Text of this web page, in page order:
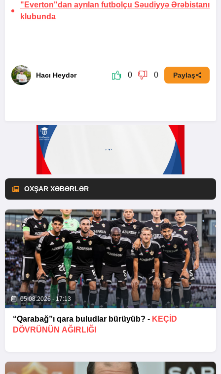
"Everton"dan ayrılan futbolçu Səudiyyə Ərəbistanı
klubunda
Hacı Heydər 0 0 Paylaş
OXŞAR XƏBƏRLƏR
05.08.2026 - 17:13
“Qarabağ”ı qara buludlar bürüyüb? - KEÇID
DÖVRÜNÜN AĞIRLIĞI